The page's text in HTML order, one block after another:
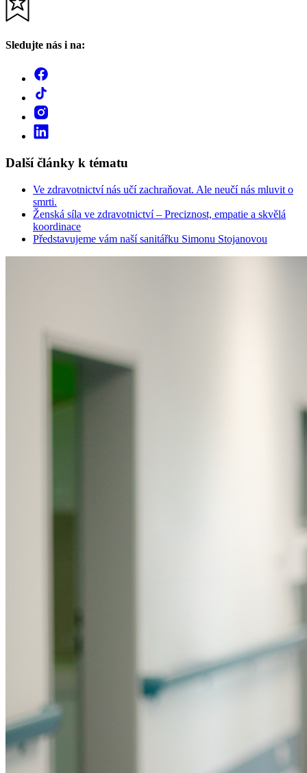
Sledujte nás i na:
Další články k tématu
Ve zdravotnictví nás učí zachraňovat. Ale neučí nás mluvit o
smrti.
Ženská síla ve zdravotnictví – Preciznost, empatie a skvělá
koordinace
Představujeme vám naší sanitářku Simonu Stojanovou